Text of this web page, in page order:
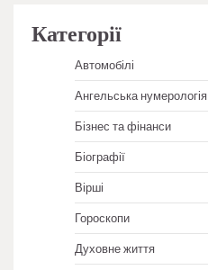
Категорії
Автомобілі
Ангельська нумерологія
Бізнес та фінанси
Біографії
Вірші
Гороскопи
Духовне життя